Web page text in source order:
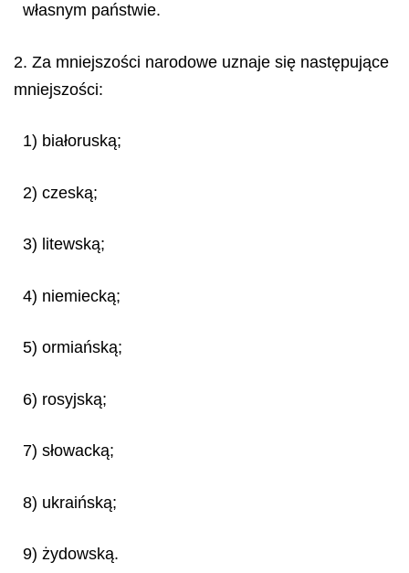
własnym państwie.
2. Za mniejszości narodowe uznaje się następujące
mniejszości:
1) białoruską;
2) czeską;
3) litewską;
4) niemiecką;
5) ormiańską;
6) rosyjską;
7) słowacką;
8) ukraińską;
9) żydowską.